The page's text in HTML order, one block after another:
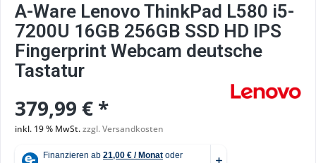
A-Ware Lenovo ThinkPad L580 i5-
7200U 16GB 256GB SSD HD IPS
Fingerprint Webcam deutsche
Tastatur
379,99 € *
inkl. 19 % MwSt.zzgl. Versandkosten